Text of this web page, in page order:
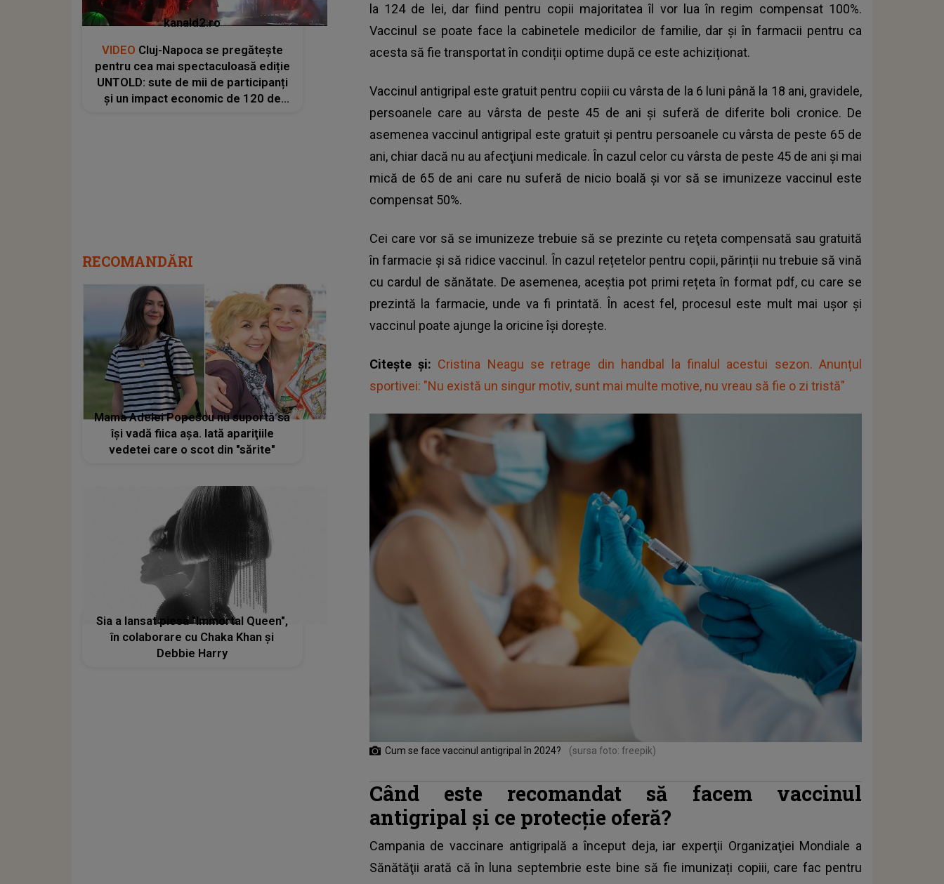
la 124 de lei, dar fiind pentru copii majoritatea îl vor lua în regim compensat 100%.
Vaccinul se poate face la cabinetele medicilor de familie, dar și în farmacii pentru ca
acesta să fie transportat în condiții optime după ce este achiziționat.
Vaccinul antigripal este gratuit pentru copiii cu vârsta de la 6 luni până la 18 ani, gravidele,
persoanele care au vârsta de peste 45 de ani şi suferă de diferite boli cronice. De
asemenea vaccinul antigripal este gratuit şi pentru persoanele cu vârsta de peste 65 de
ani, chiar dacă nu au afecţiuni medicale. În cazul celor cu vârsta de peste 45 de ani şi mai
mică de 65 de ani care nu suferă de nicio boală şi vor să se imunizeze vaccinul este
compensat 50%.
Cei care vor să se imunizeze trebuie să se prezinte cu reţeta compensată sau gratuită
în farmacie şi să ridice vaccinul. În cazul rețetelor pentru copii, părinții nu trebuie să vină
cu cardul de sănătate. De asemenea, aceștia pot primi rețeta în format pdf, cu care se
prezintă la farmacie, unde va fi printată. În acest fel, procesul este mult mai ușor și
vaccinul poate ajunge la oricine își dorește.
Citește și: Cristina Neagu se retrage din handbal la finalul acestui sezon. Anunțul
sportivei: "Nu există un singur motiv, sunt mai multe motive, nu vreau să fie o zi tristă"
Cum se face vaccinul antigripal în 2024? (sursa foto: freepik)
Când este recomandat să facem vaccinul
antigripal și ce protecție oferă?
Campania de vaccinare antigripală a început deja, iar experţii Organizaţiei Mondiale a
Sănătăţii arată că în luna septembrie este bine să fie imunizați copiii, care fac pentru
kanald2.ro
VIDEO Cluj-Napoca se pregătește
pentru cea mai spectaculoasă ediție
UNTOLD: sute de mii de participanți
și un impact economic de 120 de
RECOMANDĂRI
Mama Adelei Popescu nu suportă să
își vadă fiica așa. Iată apariţiile
vedetei care o scot din "sărite"
Sia a lansat piesa "Immortal Queen",
în colaborare cu Chaka Khan și
Debbie Harry